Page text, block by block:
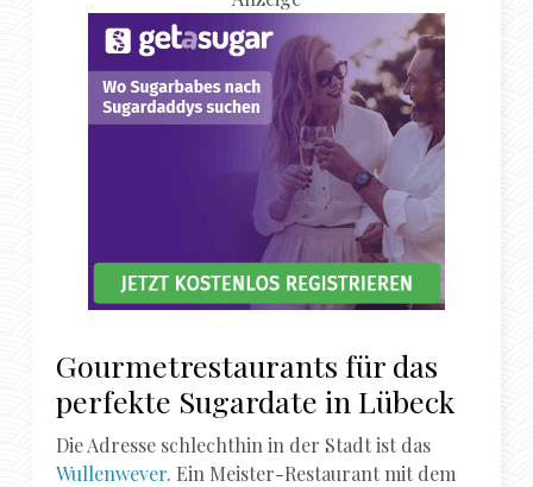
Gourmetrestaurants für das
perfekte Sugardate in Lübeck
Die Adresse schlechthin in der Stadt ist das
Wullenwever. Ein Meister-Restaurant mit dem